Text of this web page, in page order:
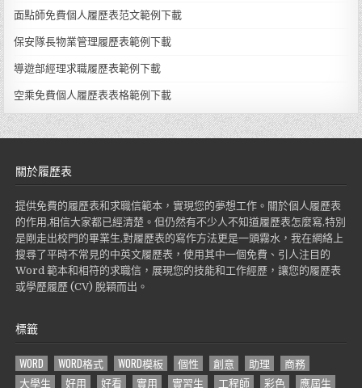
面點師免費個人履歷表范文範例下載
保安隊長物業管理履歷表範例下載
導遊部經理求職履歷表範例下載
空乘免費個人履歷表表格範例下載
關於履歷表
提供免費的履歷表和求職信範本，實現您的夢想工作。關於個人履歷表
的作用,相信大家都已經清楚。但仍然有不少人不知道履歷表怎麼寫,特別
是剛走出校門的畢業生,對履歷表的寫作方法更是一頭霧水，我在網絡上
搜尋了平時不常見的中英文履歷表，使用其中一個免費、引人注目的
Word 範本和相符的求職信，展現您的技能和工作經歷，讓您的履歷表
或學歷履歷 (CV) 脫穎而出。
標籤
WORD WORD格式 WORD模板 個性 創意 助理
商務
大學生
好用 好看 實用 實習生 工程師 彩色
應屆生